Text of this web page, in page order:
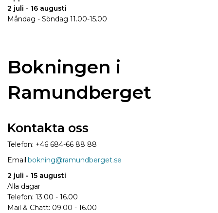
2 juli - 16 augusti
Måndag - Söndag 11.00-15.00
Bokningen i
Ramundberget
Kontakta oss
Telefon: +46 684-66 88 88
Email:bokning@ramundberget.se
2 juli - 15 augusti
Alla dagar
Telefon: 13.00 - 16.00
Mail & Chatt: 09.00 - 16.00